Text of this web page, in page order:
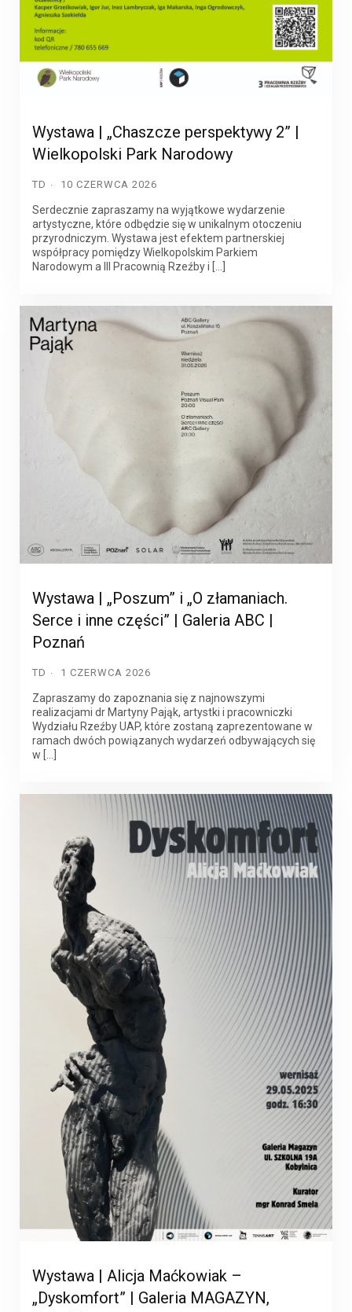
Wystawa | „Chaszcze perspektywy 2” |
Wielkopolski Park Narodowy
TD 10 CZERWCA 2026
Serdecznie zapraszamy na wyjątkowe wydarzenie
artystyczne, które odbędzie się w unikalnym otoczeniu
przyrodniczym. Wystawa jest efektem partnerskiej
współpracy pomiędzy Wielkopolskim Parkiem
Narodowym a III Pracownią Rzeźby i […]
Wystawa | „Poszum” i „O złamaniach.
Serce i inne części” | Galeria ABC |
Poznań
TD 1 CZERWCA 2026
Zapraszamy do zapoznania się z najnowszymi
realizacjami dr Martyny Pająk, artystki i pracowniczki
Wydziału Rzeźby UAP, które zostaną zaprezentowane w
ramach dwóch powiązanych wydarzeń odbywających się
w […]
Wystawa | Alicja Maćkowiak –
„Dyskomfort” | Galeria MAGAZYN,